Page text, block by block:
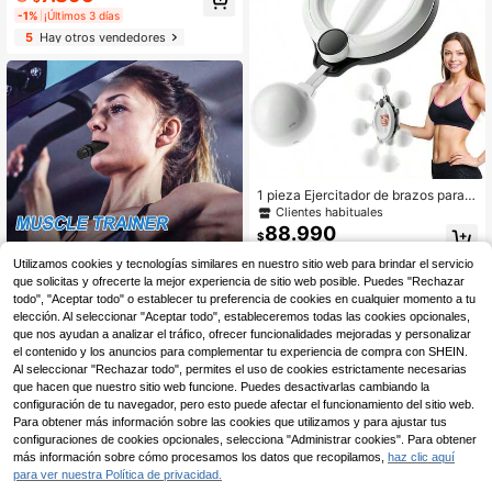
elegante y sencillo - Adecuada par
a uso en oficina, incluyendo medici
ón de cintura, medición de altura tel
ura y corte para medición industrial.
-1% ¡Últimos 3 días
5Hay otros vendedores
Entrenador de respiración con resist
encia ajustable - Mejora la fuerza r
espiratoria, accesorio profesional p
ara fitness en casa, gimnasio, ejerci
cio, entrenamiento en casa, equipo
de fitness, entrenamiento en casa
Solo quedan 9
$ 11.459
-6% ¡Últimos 3 días
1 pieza Ejercitador de brazos para fi
tness en casa, entrenador de antebr
azo con manivela manual de 360°
unisex para entrenamiento de anteb
razo, muñeca, hombro y músculos d
el brazo, equipo portátil para entren
amiento de brazos y Body completo
Clientes habituales
Clientes habituales
Solo quedan 10
Clientes habituales
Solo quedan 10
Clientes habituales
$88.990
Utilizamos cookies y tecnologías similares en nuestro sitio web para brindar el servicio
que solicitas y ofrecerte la mejor experiencia de sitio web posible. Puedes "Rechazar
todo", "Aceptar todo" o establecer tu preferencia de cookies en cualquier momento a tu
elección. Al seleccionar "Aceptar todo", estableceremos todas las cookies opcionales,
que nos ayudan a analizar el tráfico, ofrecer funcionalidades mejoradas y personalizar
el contenido y los anuncios para complementar tu experiencia de compra con SHEIN.
Al seleccionar "Rechazar todo", permites el uso de cookies estrictamente necesarias
que hacen que nuestro sitio web funcione. Puedes desactivarlas cambiando la
configuración de tu navegador, pero esto puede afectar el funcionamiento del sitio web.
Para obtener más información sobre las cookies que utilizamos y para ajustar tus
configuraciones de cookies opcionales, selecciona "Administrar cookies". Para obtener
más información sobre cómo procesamos los datos que recopilamos, haz clic aquí
para ver nuestra Política de privacidad.